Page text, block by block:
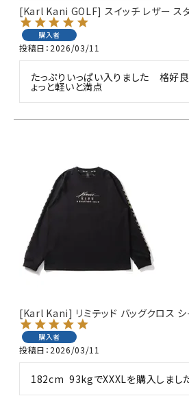
[Karl Kani GOLF] スイッチ レザー ス
購入者
投稿日 2026/03/11
たっぷりいっぱい入りました　格好
ょっと軽いと満点
[Karl Kani] リミテッド バッグクロス シ
購入者
投稿日 2026/03/11
182cm  93kgでXXXLを購入しまし